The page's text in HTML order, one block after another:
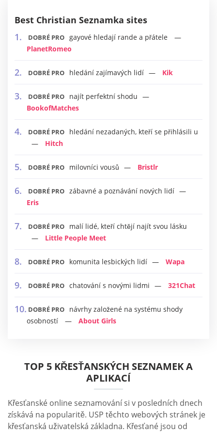
Best Christian Seznamka sites
DOBRÉ PRO gayové hledají rande a přátele
PlanetRomeo
DOBRÉ PRO hledání zajímavých lidí Kik
DOBRÉ PRO
najít perfektní shodu
BookofMatches
DOBRÉ PRO
hledání nezadaných, kteří se přihlásili u
Hitch
DOBRÉ PRO milovníci vousů Bristlr
DOBRÉ PRO zábavné a poznávání nových lidí
Eris
DOBRÉ PRO
malí lidé, kteří chtějí najít svou lásku
Little People Meet
DOBRÉ PRO komunita lesbických lidí Wapa
DOBRÉ PRO chatování s novými lidmi 321Chat
DOBRÉ PRO
návrhy založené na systému shody
osobností
About Girls
TOP 5 KŘESŤANSKÝCH SEZNAMEK A
APLIKACÍ
Křesťanské online seznamování si v posledních dnech
získává na popularitě. USP těchto webových stránek je
křesťanská uživatelská základna. Křesťané jsou od